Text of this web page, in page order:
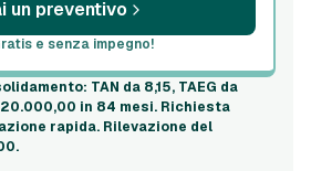
un preventivo
e senza impegno!
: TAN da 8,15, TAEG da
in 84 mesi. Richiesta
rapida. Rilevazione del
.